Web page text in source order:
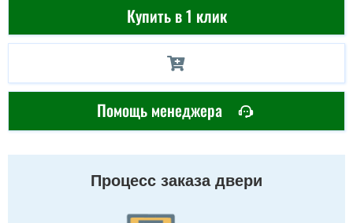
Купить в 1 клик
Помощь менеджера
Процесс заказа двери